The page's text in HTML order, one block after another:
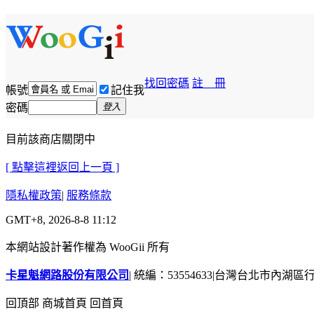
帳號 記住我
找回密碼 註 冊
密碼 登入
目前該商店關閉中
[ 點擊這裡返回上一頁 ]
隱私權政策| 服務條款
GMT+8, 2026-8-8 11:12
本網站設計著作權為 WooGii 所有
卡星魁網路股份有限公司 | 統編：53554633|台灣台北市內湖區
回頂部 商城首頁 回首頁